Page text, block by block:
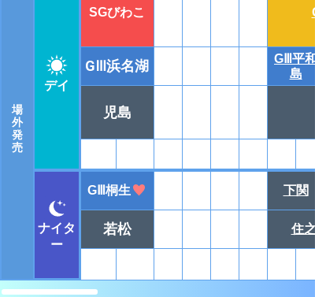
場
外
発
売
デイ
SGびわこ
GⅢ浜名湖
GⅢ平和
島
児島
ナイタ
ー
GⅢ桐生 下関
若松 住之